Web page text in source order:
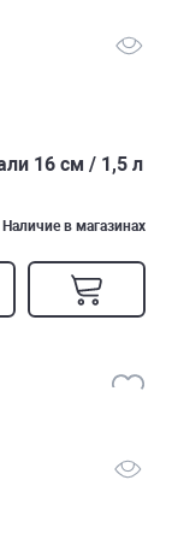
16 см / 1,5 л
Наличие в магазинах